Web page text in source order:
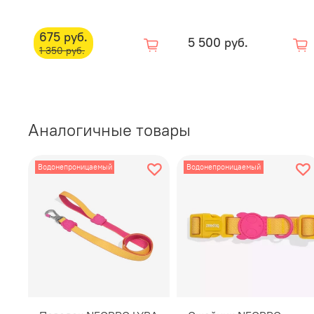
675 руб.
1 350 руб. 5 500 руб.
Аналогичные товары
Водонепроницаемый Водонепроницаемый